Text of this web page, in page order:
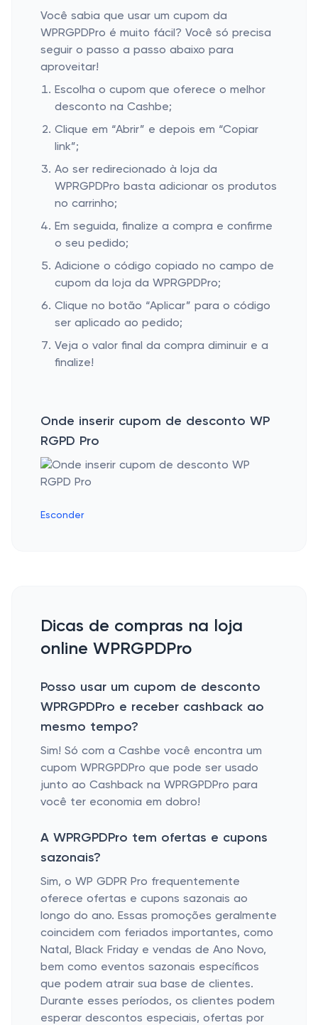
Você sabia que usar um cupom da
WPRGPDPro é muito fácil? Você só precisa
seguir o passo a passo abaixo para
aproveitar!
Escolha o cupom que oferece o melhor
desconto na Cashbe;
Clique em “Abrir” e depois em “Copiar
link”;
Ao ser redirecionado à loja da
WPRGPDPro basta adicionar os produtos
no carrinho;
Em seguida, finalize a compra e confirme
o seu pedido;
Adicione o código copiado no campo de
cupom da loja da WPRGPDPro;
Clique no botão “Aplicar” para o código
ser aplicado ao pedido;
Veja o valor final da compra diminuir e a
finalize!
Onde inserir cupom de desconto WP
RGPD Pro
Esconder
Dicas de compras na loja
online WPRGPDPro
Posso usar um cupom de desconto
WPRGPDPro e receber cashback ao
mesmo tempo?
Sim! Só com a Cashbe você encontra um
cupom WPRGPDPro que pode ser usado
junto ao Cashback na WPRGPDPro para
você ter economia em dobro!
A WPRGPDPro tem ofertas e cupons
sazonais?
Sim, o WP GDPR Pro frequentemente
oferece ofertas e cupons sazonais ao
longo do ano. Essas promoções geralmente
coincidem com feriados importantes, como
Natal, Black Friday e vendas de Ano Novo,
bem como eventos sazonais específicos
que podem atrair sua base de clientes.
Durante esses períodos, os clientes podem
esperar descontos especiais, ofertas por